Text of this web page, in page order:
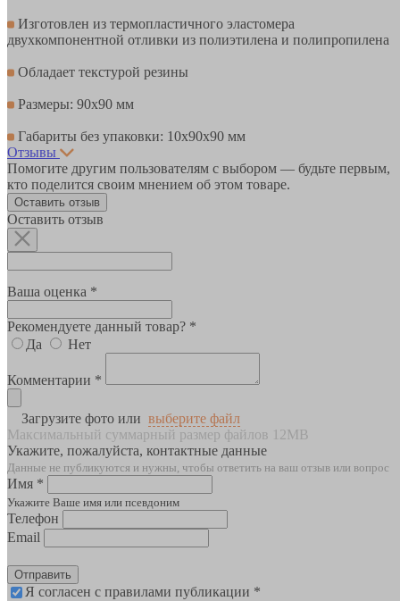
Изготовлен из термопластичного эластомера
двухкомпонентной отливки из полиэтилена и полипропилена
Обладает текстурой резины
Размеры: 90х90 мм
Габариты без упаковки: 10х90х90 мм
Отзывы
Помогите другим пользователям с выбором — будьте первым,
кто поделится своим мнением об этом товаре.
Оставить отзыв
Оставить отзыв
Ваша оценка *
Рекомендуете данный товар? *
Да
Нет
Комментарии *
Загрузите фото или выберите файл
Максимальный суммарный размер файлов 12MB
Укажите, пожалуйста, контактные данные
Данные не публикуются и нужны, чтобы ответить на ваш отзыв или вопрос
Имя *
Укажите Ваше имя или псевдоним
Телефон
Email
Отправить
Я согласен с правилами публикации *